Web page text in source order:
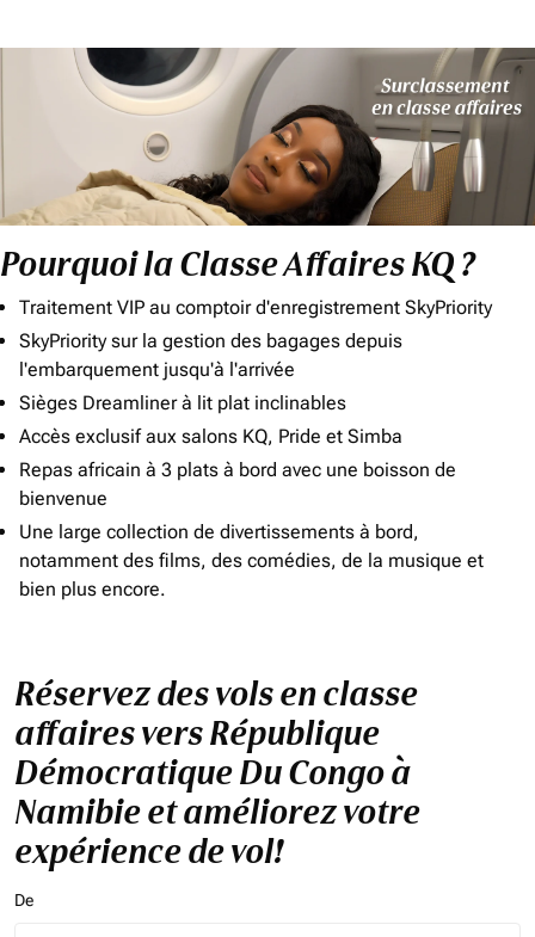
Pourquoi la Classe Affaires KQ ?
Traitement VIP au comptoir d'enregistrement SkyPriority
SkyPriority sur la gestion des bagages depuis
l'embarquement jusqu'à l'arrivée
Sièges Dreamliner à lit plat inclinables
Accès exclusif aux salons KQ, Pride et Simba
Repas africain à 3 plats à bord avec une boisson de
bienvenue
Une large collection de divertissements à bord,
notamment des films, des comédies, de la musique et
bien plus encore.
Réservez des vols en classe
affaires vers République
Démocratique Du Congo à
Namibie et améliorez votre
expérience de vol!
De